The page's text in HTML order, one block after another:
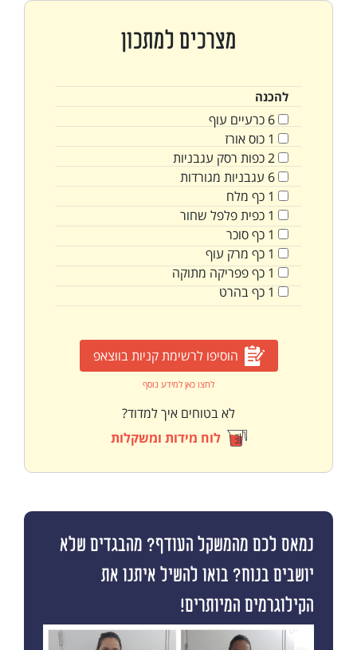
מצרכים למתכון
להכנה
6 כרעיים עוף
1 כוסאורז
2כפות רסק עגבניות
6 עגבניות מגורדות
1 כף מלח
1 כפיתפלפל שחור
1 כףסוכר
1 כף מרק עוף
1 כףפפריקה מתוקה
1 כףבהרט
הוסיפו לרשימת קניות בווצאפ
לחצו כאן למידע נוסף
לא בטוחים איך למדוד?
לוח מידות ומשקלות
נמאס לכם מהמשקל העודף? מהבגדים שלא
יושבים בנוח? בואו להשיל איתנו את
הקילוגרמים המיותרים!